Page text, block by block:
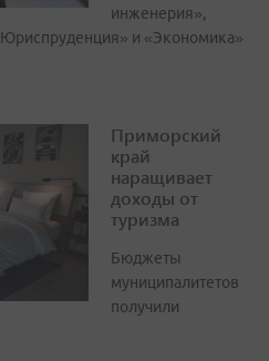
инженерия»,
и «Экономика»
Приморский
край
наращивает
доходы от
туризма
Бюджеты
муниципалитетов
получили